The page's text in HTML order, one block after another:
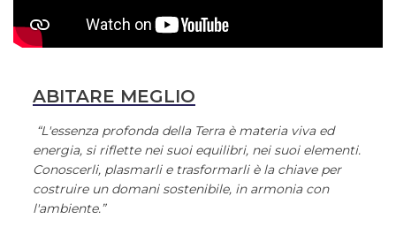
ABITARE MEGLIO
“L'essenza profonda della Terra è materia viva ed
energia, si riflette nei suoi equilibri, nei suoi elementi.
Conoscerli, plasmarli e trasformarli è la chiave per
costruire un domani sostenibile, in armonia con
l'ambiente.”